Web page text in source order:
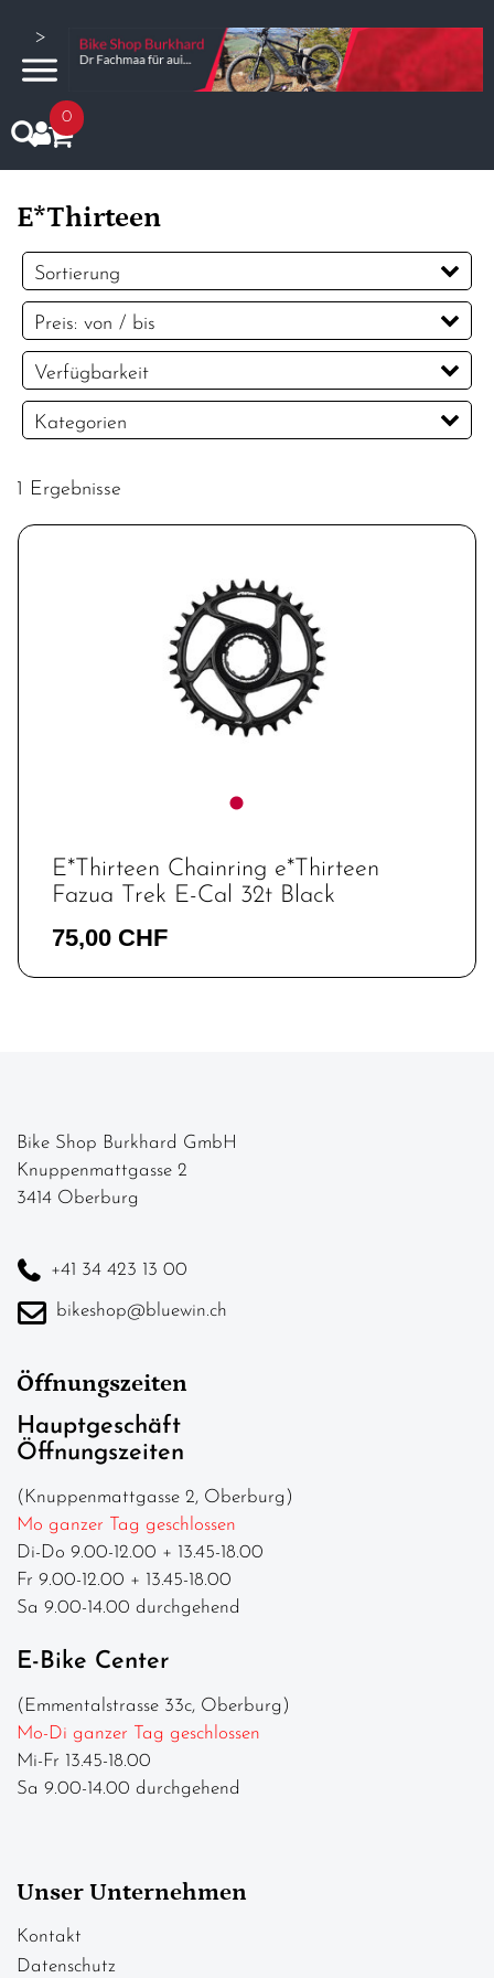
>
0
E*Thirteen
Sortierung
Preis: von / bis
CHF
CHF
Verfügbarkeit
Kategorien
1 Ergebnisse
E*Thirteen Chainring e*Thirteen
Fazua Trek E-Cal 32t Black
75,00 CHF
Bike Shop Burkhard GmbH
Knuppenmattgasse 2
3414 Oberburg
+41 34 423 13 00
bikeshop@bluewin.ch
Öffnungszeiten
Hauptgeschäft
Öffnungszeiten
(Knuppenmattgasse 2, Oberburg)
Mo ganzer Tag geschlossen
Di-Do 9.00-12.00 + 13.45-18.00
Fr 9.00-12.00 + 13.45-18.00
Sa 9.00-14.00 durchgehend
E-Bike Center
(Emmentalstrasse 33c, Oberburg)
Mo-Di ganzer Tag geschlossen
Mi-Fr 13.45-18.00
Sa 9.00-14.00 durchgehend
Unser Unternehmen
Kontakt
Datenschutz